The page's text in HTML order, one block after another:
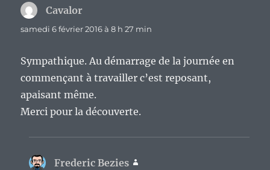
Cavalor
samedi 6 février 2016 à 8 h 27 min
Sympathique. Au démarrage de la journée en
commençant à travailler c’est reposant,
apaisant même.
Merci pour la découverte.
Frederic Bezies